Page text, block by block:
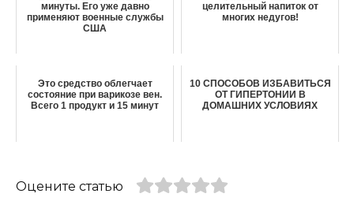
минуты. Его уже давно
применяют военные службы
США
целительный напиток от
многих недугов!
Это средство облегчает
состояние при варикозе вен.
Всего 1 продукт и 15 минут
10 СПОСОБОВ ИЗБАВИТЬСЯ
ОТ ГИПЕРТОНИИ В
ДОМАШНИХ УСЛОВИЯХ
Оцените статью